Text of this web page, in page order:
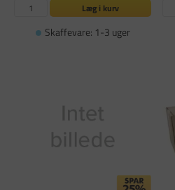
Læg i kurv
Skaffevare: 1-3 uger